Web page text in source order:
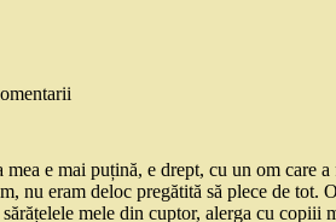
e mai puțină, e drept, cu un om care
nu eram deloc pregătită să plece de tot.
mele din cuptor, alerga cu copiii